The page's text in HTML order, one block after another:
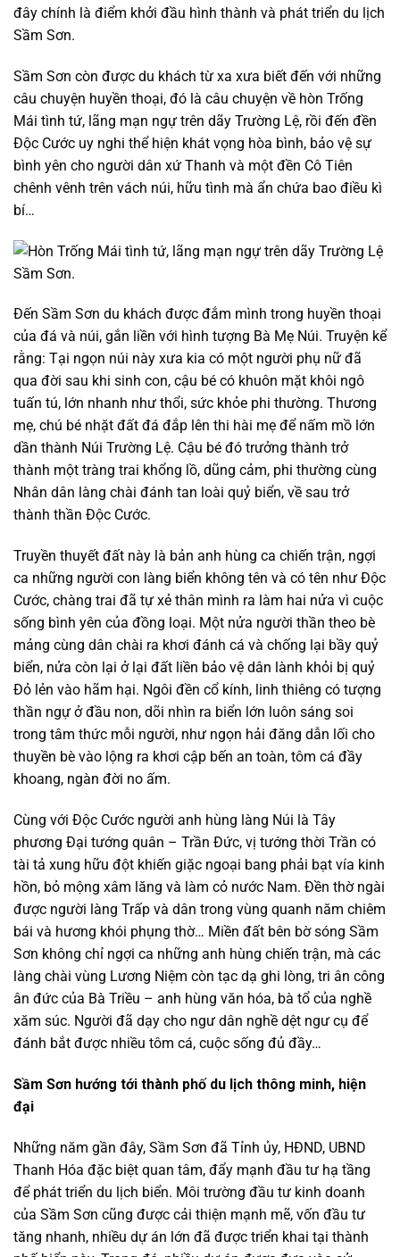
đây chính là điểm khởi đầu hình thành và phát triển du lịch
Sầm Sơn.
Sầm Sơn còn được du khách từ xa xưa biết đến với những
câu chuyện huyền thoại, đó là câu chuyện về hòn Trống
Mái tình tứ, lãng mạn ngự trên dãy Trường Lệ, rồi đến đền
Độc Cước uy nghi thể hiện khát vọng hòa bình, bảo vệ sự
bình yên cho người dân xứ Thanh và một đền Cô Tiên
chênh vênh trên vách núi, hữu tình mà ẩn chứa bao điều kì
bí…
Đến Sầm Sơn du khách được đắm mình trong huyền thoại
của đá và núi, gắn liền với hình tượng Bà Mẹ Núi. Truyện kể
rằng: Tại ngọn núi này xưa kia có một người phụ nữ đã
qua đời sau khi sinh con, cậu bé có khuôn mặt khôi ngô
tuấn tú, lớn nhanh như thổi, sức khỏe phi thường. Thương
mẹ, chú bé nhặt đất đá đắp lên thi hài mẹ để nấm mồ lớn
dần thành Núi Trường Lệ. Cậu bé đó trưởng thành trở
thành một tràng trai khổng lồ, dũng cảm, phi thường cùng
Nhân dân làng chài đánh tan loài quỷ biển, về sau trở
thành thần Độc Cước.
Truyền thuyết đất này là bản anh hùng ca chiến trận, ngợi
ca những người con làng biển không tên và có tên như Độc
Cước, chàng trai đã tự xẻ thân mình ra làm hai nửa vì cuộc
sống bình yên của đồng loại. Một nửa người thần theo bè
mảng cùng dân chài ra khơi đánh cá và chống lại bầy quỷ
biển, nửa còn lại ở lại đất liền bảo vệ dân lành khỏi bị quỷ
Đỏ lẻn vào hãm hại. Ngôi đền cổ kính, linh thiêng có tượng
thần ngự ở đầu non, dõi nhìn ra biển lớn luôn sáng soi
trong tâm thức mỗi người, như ngọn hải đăng dẫn lối cho
thuyền bè vào lộng ra khơi cập bến an toàn, tôm cá đầy
khoang, ngàn đời no ấm.
Cùng với Độc Cước người anh hùng làng Núi là Tây
phương Đại tướng quân – Trần Đức, vị tướng thời Trần có
tài tả xung hữu đột khiến giặc ngoại bang phải bạt vía kinh
hồn, bỏ mộng xâm lăng và làm cỏ nước Nam. Đền thờ ngài
được người làng Trấp và dân trong vùng quanh năm chiêm
bái và hương khói phụng thờ… Miền đất bên bờ sóng Sầm
Sơn không chỉ ngợi ca những anh hùng chiến trận, mà các
làng chài vùng Lương Niệm còn tạc dạ ghi lòng, tri ân công
ân đức của Bà Triều – anh hùng văn hóa, bà tổ của nghề
xăm súc. Người đã dạy cho ngư dân nghề dệt ngư cụ để
đánh bắt được nhiều tôm cá, cuộc sống đủ đầy…
Sầm Sơn hướng tới thành phố du lịch thông minh, hiện
đại
Những năm gần đây, Sầm Sơn đã Tỉnh ủy, HĐND, UBND
Thanh Hóa đặc biệt quan tâm, đẩy mạnh đầu tư hạ tầng
để phát triển du lịch biển. Môi trường đầu tư kinh doanh
của Sầm Sơn cũng được cải thiện mạnh mẽ, vốn đầu tư
tăng nhanh, nhiều dự án lớn đã được triển khai tại thành